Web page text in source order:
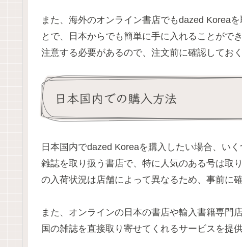
また、海外のオンライン書店でもdazed Korea
とで、日本からでも簡単に手に入れることがで
注意する必要があるので、注文前に確認してお
日本国内での購入方法
日本国内でdazed Koreaを購入したい場合、い
雑誌を取り扱う書店で、特に人気のある号は取
の入荷状況は店舗によって異なるため、事前に
また、オンラインの日本の書店や輸入書籍専門
国の雑誌を直接取り寄せてくれるサービスを提